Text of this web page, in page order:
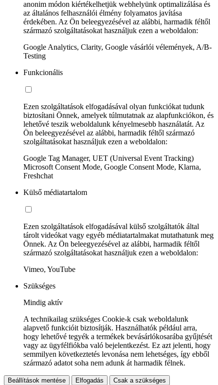
anonim módon kiértékelhetjük webhelyünk optimalizálása és
az általános felhasználói élmény folyamatos javítása
érdekében. Az Ön beleegyezésével az alábbi, harmadik féltől
származó szolgáltatásokat használjuk ezen a weboldalon:
Google Analytics, Clarity, Google vásárlói vélemények, A/B-
Testing
Funkcionális
Ezen szolgáltatások elfogadásával olyan funkciókat tudunk
biztosítani Önnek, amelyek túlmutatnak az alapfunkciókon, és
lehetővé teszik weboldalunk kényelmesebb használatát. Az
Ön beleegyezésével az alábbi, harmadik féltől származó
szolgáltatásokat használjuk ezen a weboldalon:
Google Tag Manager, UET (Universal Event Tracking)
Microsoft Consent Mode, Google Consent Mode, Klarna,
Freshchat
Külső médiatartalom
Ezen szolgáltatások elfogadásával külső szolgáltatók által
tárolt videókat vagy egyéb médiatartalmakat mutathatunk meg
Önnek. Az Ön beleegyezésével az alábbi, harmadik féltől
származó szolgáltatásokat használjuk ezen a weboldalon:
Vimeo, YouTube
Szükséges
Mindig aktív
A technikailag szükséges Cookie-k csak weboldalunk
alapvető funkcióit biztosítják. Használhatók például arra,
hogy lehetővé tegyék a termékek bevásárlókosarába gyűjtését
vagy az ügyfélfiókba való bejelentkezést. Ez azt jelenti, hogy
semmilyen következtetés levonása nem lehetséges, így ebből
származó adatot soha nem adunk át harmadik félnek.
Beállítások mentése Elfogadás Csak a szükséges